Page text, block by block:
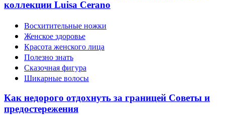
коллекции Luisa Cerano
Восхитительные ножки
Женское здоровье
Красота женского лица
Полезно знать
Сказочная фигура
Шикарные волосы
Как недорого отдохнуть за границей Советы и
предостережения